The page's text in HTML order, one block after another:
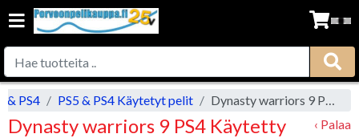
& PS4 PS5 & PS4 Käytetyt pelit Dynasty warriors 9 PS4 Käytetty
Dynasty warriors 9 PS4 Käytetty ‹ Palaa